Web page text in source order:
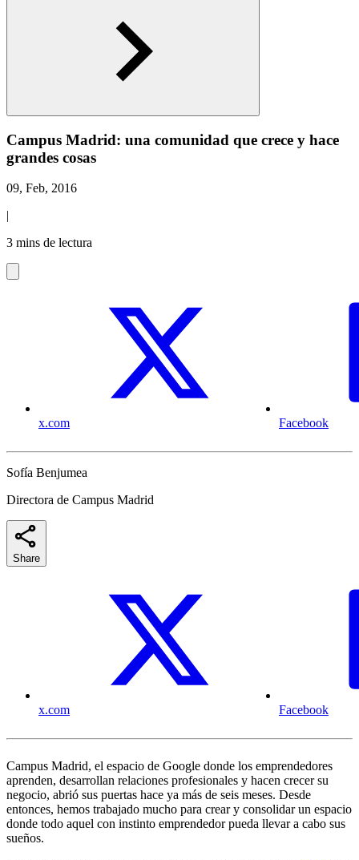
Campus Madrid: una comunidad que crece y hace
grandes cosas
09, Feb, 2016
|
3 mins de lectura
x.com Facebook
Sofía Benjumea
Directora de Campus Madrid
Share
x.com Facebook
Campus Madrid, el espacio de Google donde los emprendedores
aprenden, desarrollan relaciones profesionales y hacen crecer su
negocio, abrió sus puertas hace ya más de seis meses. Desde
entonces, hemos trabajado mucho para crear y consolidar un espacio
donde todo aquel con instinto emprendedor pueda llevar a cabo sus
sueños.